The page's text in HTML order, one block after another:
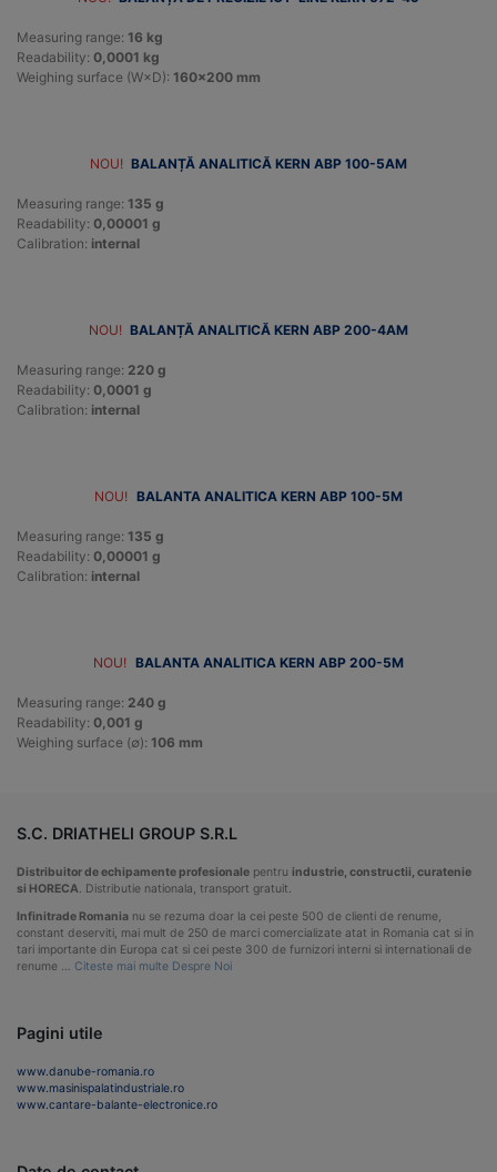
Measuring range: 16 kg
Readability: 0,0001 kg
Weighing surface (W×D): 160×200 mm
NOU! BALANȚĂ ANALITICĂ KERN ABP 100-5AM
Measuring range: 135 g
Readability: 0,00001 g
Calibration: internal
NOU! BALANȚĂ ANALITICĂ KERN ABP 200-4AM
Measuring range: 220 g
Readability: 0,0001 g
Calibration: internal
NOU! BALANTA ANALITICA KERN ABP 100-5M
Measuring range: 135 g
Readability: 0,00001 g
Calibration: internal
NOU! BALANTA ANALITICA KERN ABP 200-5M
Measuring range: 240 g
Readability: 0,001 g
Weighing surface (∅): 106 mm
S.C. DRIATHELI GROUP S.R.L
Distribuitor de echipamente profesionale pentru industrie, constructii, curatenie
si HORECA. Distributie nationala, transport gratuit.
Infinitrade Romania nu se rezuma doar la cei peste 500 de clienti de renume,
constant deserviti, mai mult de 250 de marci comercializate atat in Romania cat si in
tari importante din Europa cat si cei peste 300 de furnizori interni si internationali de
renume … Citeste mai multe Despre Noi
Pagini utile
www.danube-romania.ro
www.masinispalatindustriale.ro
www.cantare-balante-electronice.ro